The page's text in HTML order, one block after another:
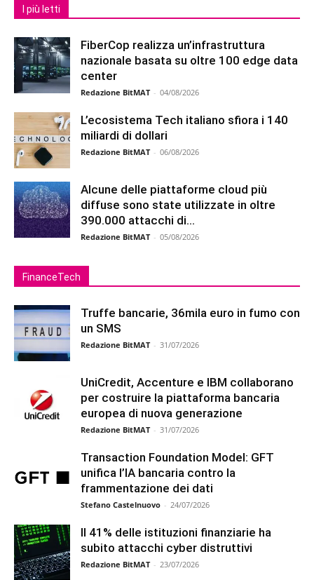
I più letti
FiberCop realizza un’infrastruttura
nazionale basata su oltre 100 edge data
center
Redazione BitMAT - 04/08/2026
L’ecosistema Tech italiano sfiora i 140
miliardi di dollari
Redazione BitMAT - 06/08/2026
Alcune delle piattaforme cloud più
diffuse sono state utilizzate in oltre
390.000 attacchi di...
Redazione BitMAT - 05/08/2026
FinanceTech
Truffe bancarie, 36mila euro in fumo con
un SMS
Redazione BitMAT - 31/07/2026
UniCredit, Accenture e IBM collaborano
per costruire la piattaforma bancaria
europea di nuova generazione
Redazione BitMAT - 31/07/2026
Transaction Foundation Model: GFT
unifica l’IA bancaria contro la
frammentazione dei dati
Stefano Castelnuovo - 24/07/2026
Il 41% delle istituzioni finanziarie ha
subito attacchi cyber distruttivi
Redazione BitMAT - 23/07/2026